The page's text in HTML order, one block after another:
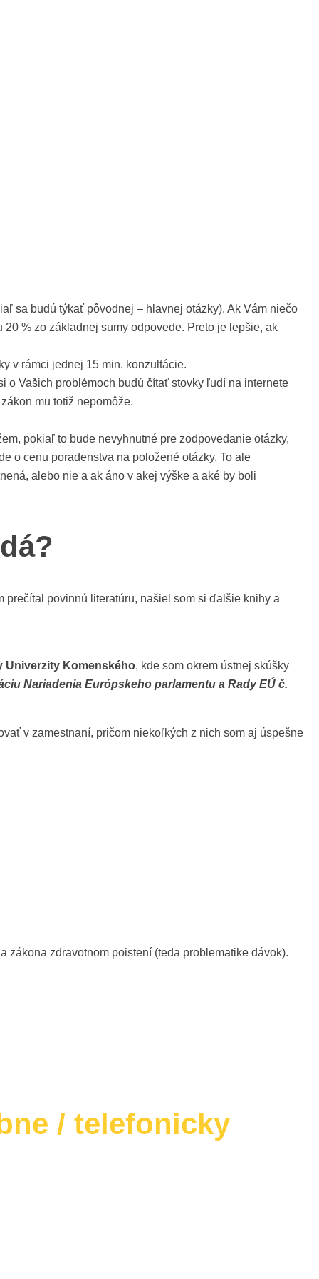
sa budú týkať pôvodnej – hlavnej otázky). Ak Vám niečo
% zo základnej sumy odpovede. Preto je lepšie, ak
v rámci jednej 15 min. konzultácie.
o Vašich problémoch budú čítať stovky ľudí na internete
mu totiž nepomôže.
pokiaľ to bude nevyhnutné pre zodpovedanie otázky,
o cenu poradenstva na položené otázky. To ale
alebo nie a ak áno v akej výške a aké by boli
povinnú literatúru, našiel som si ďalšie knihy a
Univerzity Komenského, kde som okrem ústnej skúšky
Nariadenia Európskeho parlamentu a Rady EÚ č.
v zamestnaní, pričom niekoľkých z nich som aj úspešne
zákona zdravotnom poistení (teda problematike dávok).
/ telefonicky